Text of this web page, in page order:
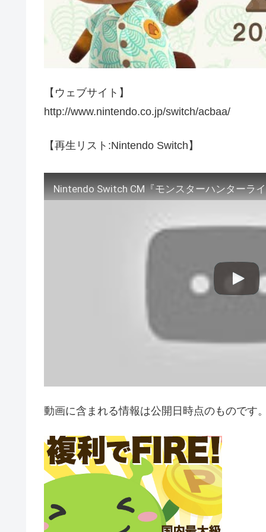
【ウェブサイト】
http://www.nintendo.co.jp/switch/acbaa/
【再生リスト:Nintendo Switch】
Nintendo Switch CM『モンスターハンターラ
動画に含まれる情報は公開日時点のものです